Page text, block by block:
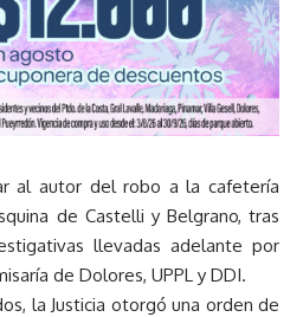
al autor del robo a la cafetería
de Castelli y Belgrano, tras
llevadas adelante por
de Dolores, UPPL y DDI.
la Justicia otorgó una orden de